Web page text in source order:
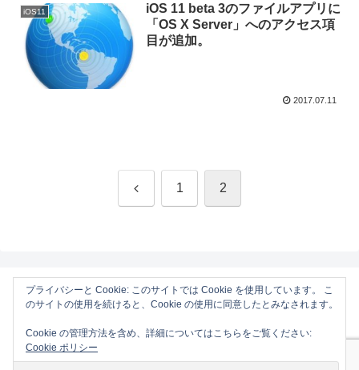
iOS11
iOS 11 beta 3のファイルアプリに
「OS X Server」へのアクセス項
目が追加。
2017.07.11
前 1 2
AAPL Ch.
ホーム
Mac
iOS
Gadget
プライバシーと Cookie: このサイトでは Cookie を使用しています。 こ
のサイトの使用を続けると、Cookie の使用に同意したとみなされます。
Cookie の管理方法を含め、詳細についてはこちらをご覧ください:
Cookie ポリシー